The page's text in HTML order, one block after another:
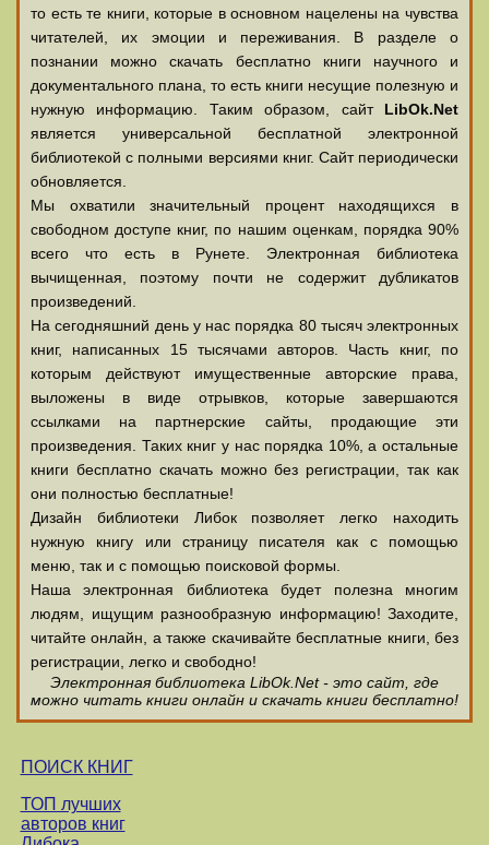
то есть те книги, которые в основном нацелены на чувства
читателей, их эмоции и переживания. В разделе о
познании можно скачать бесплатно книги научного и
документального плана, то есть книги несущие полезную и
нужную информацию. Таким образом, сайт LibOk.Net
является универсальной бесплатной электронной
библиотекой с полными версиями книг. Сайт периодически
обновляется.
Мы охватили значительный процент находящихся в
свободном доступе книг, по нашим оценкам, порядка 90%
всего что есть в Рунете. Электронная библиотека
вычищенная, поэтому почти не содержит дубликатов
произведений.
На сегодняшний день у нас порядка 80 тысяч электронных
книг, написанных 15 тысячами авторов. Часть книг, по
которым действуют имущественные авторские права,
выложены в виде отрывков, которые завершаются
ссылками на партнерские сайты, продающие эти
произведения. Таких книг у нас порядка 10%, а остальные
книги бесплатно скачать можно без регистрации, так как
они полностью бесплатные!
Дизайн библиотеки Либок позволяет легко находить
нужную книгу или страницу писателя как с помощью
меню, так и с помощью поисковой формы.
Наша электронная библиотека будет полезна многим
людям, ищущим разнообразную информацию! Заходите,
читайте онлайн, а также скачивайте бесплатные книги, без
регистрации, легко и свободно!
Электронная библиотека LibOk.Net - это сайт, где
можно читать книги онлайн и скачать книги бесплатно!
ПОИСК КНИГ
ТОП лучших
авторов книг